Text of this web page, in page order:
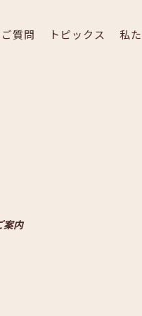
質問 トピックス 私
案内